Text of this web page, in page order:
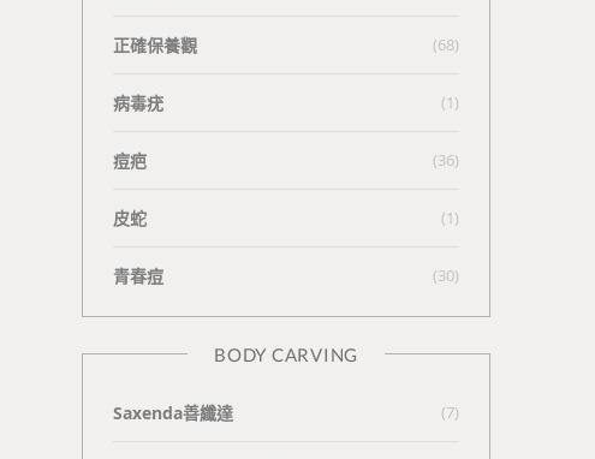
正確保養觀 (68)
病毒疣 (1)
痘疤 (36)
皮蛇 (1)
青春痘 (30)
BODY CARVING
Saxenda善纖達 (7)